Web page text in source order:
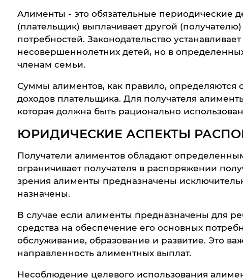
Алименты - это обязательные периодические
(плательщик) выплачивает другой
потребностей. Законодательство
несовершеннолетних детей, но в
членам семьи.
Суммы алиментов, как правило, определяются
доходов плательщика. Для получателя
которая должна быть рационально
ЮРИДИЧЕСКИЕ АСПЕКТЫ
Получатели алиментов обладают
ограничивает получателя в распоряжении
зрения алименты предназначены
назначены.
В случае если алименты предназначены для
средства на обеспечение его основных
обслуживание, образование и развитие. Это
направленность алиментных выплат.
Несоблюдение целевого использования